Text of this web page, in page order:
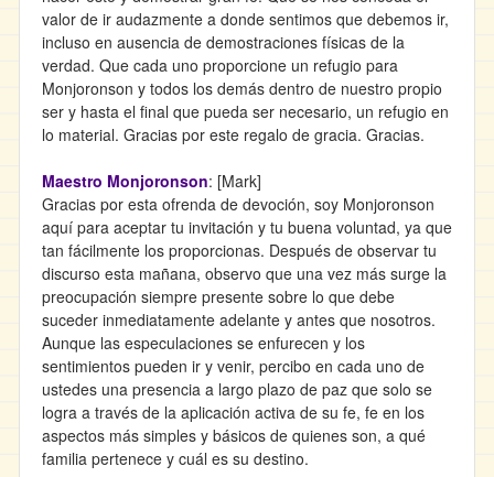
valor de ir audazmente a donde sentimos que debemos ir,
incluso en ausencia de demostraciones físicas de la
verdad. Que cada uno proporcione un refugio para
Monjoronson y todos los demás dentro de nuestro propio
ser y hasta el final que pueda ser necesario, un refugio en
lo material. Gracias por este regalo de gracia. Gracias.
Maestro Monjoronson: [Mark]
Gracias por esta ofrenda de devoción, soy Monjoronson
aquí para aceptar tu invitación y tu buena voluntad, ya que
tan fácilmente los proporcionas. Después de observar tu
discurso esta mañana, observo que una vez más surge la
preocupación siempre presente sobre lo que debe
suceder inmediatamente adelante y antes que nosotros.
Aunque las especulaciones se enfurecen y los
sentimientos pueden ir y venir, percibo en cada uno de
ustedes una presencia a largo plazo de paz que solo se
logra a través de la aplicación activa de su fe, fe en los
aspectos más simples y básicos de quienes son, a qué
familia pertenece y cuál es su destino.